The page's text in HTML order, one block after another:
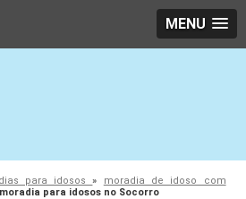
MENU
para idosos» moradia de idoso com
para idosos no Socorro